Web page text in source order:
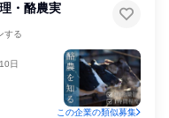
・酪農実
する
日
この企業の類似募集